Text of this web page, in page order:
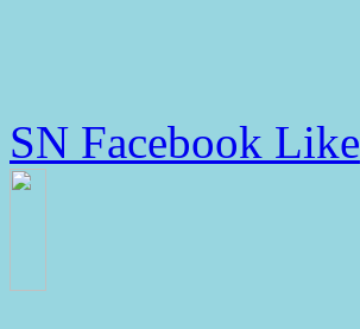
SN Facebook Like